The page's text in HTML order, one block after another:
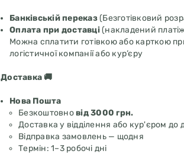
Банківській переказ(Безготівковий
Оплата при доставці(накладений
Можна сплатити готівкою або карткою
логістичної компанії або кур’єру
Доставка 🚚
Нова Пошта
Безкоштовновід 3000 грн.
Доставка у відділення або кур'єром до
Відправка замовлень — щодня
Термін: 1–3 робочі дні